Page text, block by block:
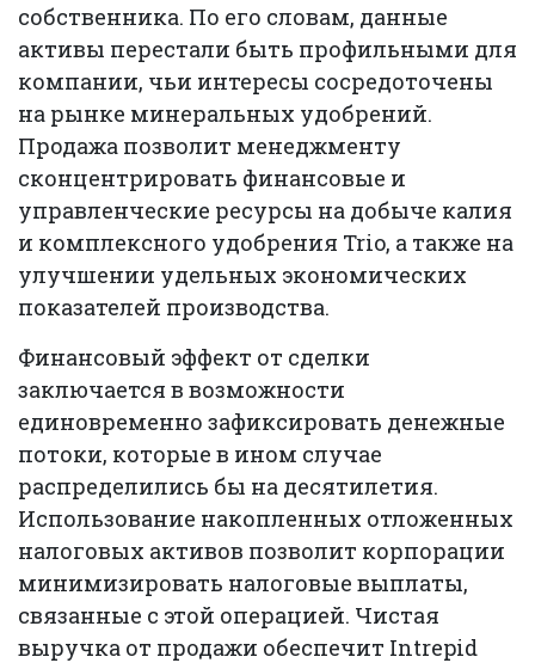
собственника. По его словам, данные
активы перестали быть профильными для
компании, чьи интересы сосредоточены
на рынке минеральных удобрений.
Продажа позволит менеджменту
сконцентрировать финансовые и
управленческие ресурсы на добыче калия
и комплексного удобрения Trio, а также на
улучшении удельных экономических
показателей производства.
Финансовый эффект от сделки
заключается в возможности
единовременно зафиксировать денежные
потоки, которые в ином случае
распределились бы на десятилетия.
Использование накопленных отложенных
налоговых активов позволит корпорации
минимизировать налоговые выплаты,
связанные с этой операцией. Чистая
выручка от продажи обеспечит Intrepid